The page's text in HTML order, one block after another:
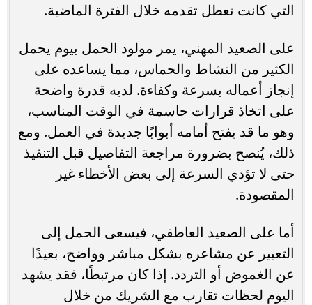
التي كانت تعطل تقدمه خلال الفترة الماضية.
على الصعيد المهني، يمر مولود الحمل بيوم يحمل
الكثير من النشاط والحماس، مما يساعده على
إنجاز أعماله بسرعة وكفاءة. لديه قدرة واضحة
على اتخاذ قرارات حاسمة في الوقت المناسب،
وهو ما قد يفتح أمامه أبوابًا جديدة في العمل. ومع
ذلك، يُنصح بضرورة مراجعة التفاصيل قبل التنفيذ
حتى لا تؤدي السرعة إلى بعض الأخطاء غير
المقصودة.
أما على الصعيد العاطفي، فيسعى الحمل إلى
التعبير عن مشاعره بشكل مباشر وواضح، بعيدًا
عن الغموض أو التردد. إذا كان مرتبطًا، فقد يشهد
اليوم لحظات تقارب مع الشريك من خلال